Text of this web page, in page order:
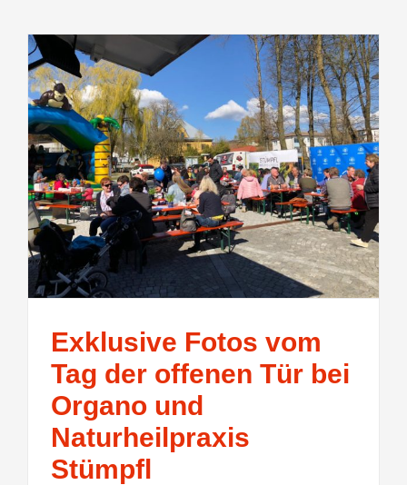
Exklusive Fotos vom
Tag der offenen Tür bei
Organo und
Naturheilpraxis
Stümpfl